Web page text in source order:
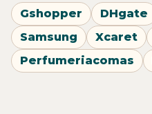
Gshopper DHgate
Samsung
Xcaret
Perfumeriacomas